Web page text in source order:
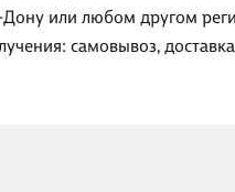
или любом другом
самовывоз,